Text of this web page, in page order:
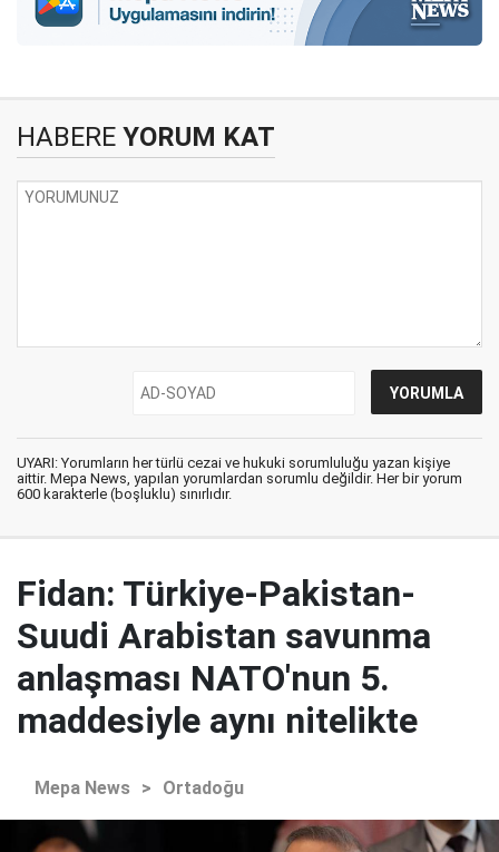
HABERE YORUM KAT
UYARI: Yorumların her türlü cezai ve hukuki sorumluluğu yazan kişiye
aittir. Mepa News, yapılan yorumlardan sorumlu değildir. Her bir yorum
600 karakterle (boşluklu) sınırlıdır.
Fidan: Türkiye-Pakistan-
Suudi Arabistan savunma
anlaşması NATO'nun 5.
maddesiyle aynı nitelikte
Mepa News > Ortadoğu